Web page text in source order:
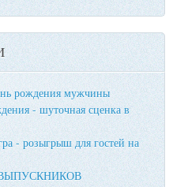
рождения мужчины
- шуточная сценка в
- розыгрыш для гостей на